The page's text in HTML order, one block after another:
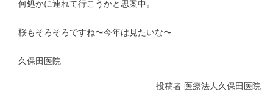
何処かに連れて行こうかと思案中。
桜もそろそろですね〜今年は見たいな〜
久保田医院
投稿者 医療法人久保田医院